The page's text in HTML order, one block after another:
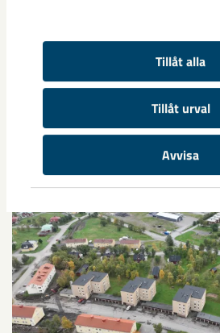
Tillåt alla
Tillåt urval
Avvisa
Relaterat innehåll